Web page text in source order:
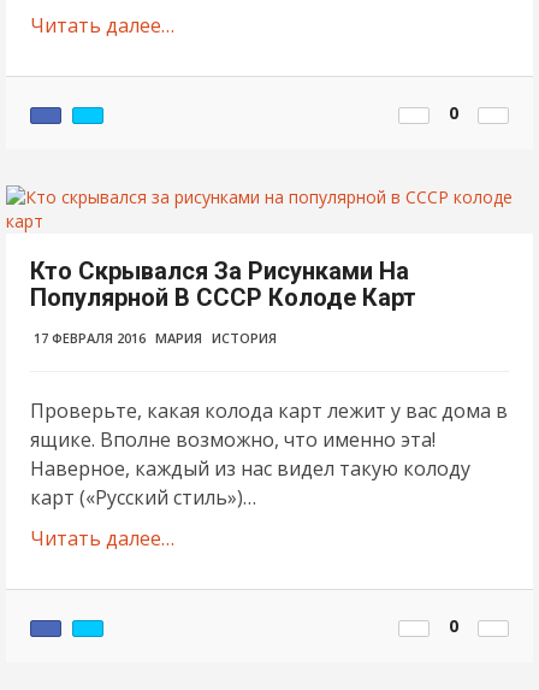
Читать далее…
0
Кто Скрывался За Рисунками На
Популярной В СССР Колоде Карт
17 ФЕВРАЛЯ 2016 МАРИЯ ИСТОРИЯ
Проверьте, какая колода карт лежит у вас дома в
ящике. Вполне возможно, что именно эта!
Наверное, каждый из нас видел такую колоду
карт («Русский стиль»)…
Читать далее…
0